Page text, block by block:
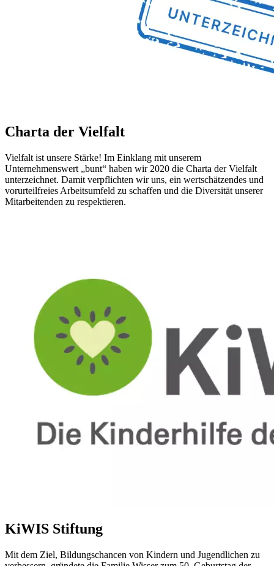
Charta der Vielfalt
Vielfalt ist unsere Stärke! Im Einklang mit unserem
Unternehmenswert „bunt“ haben wir 2020 die Charta der Vielfalt
unterzeichnet. Damit verpflichten wir uns, ein wertschätzendes und
vorurteilfreies Arbeitsumfeld zu schaffen und die Diversität unserer
Mitarbeitenden zu respektieren.
KiWIS Stiftung
Mit dem Ziel, Bildungschancen von Kindern und Jugendlichen zu